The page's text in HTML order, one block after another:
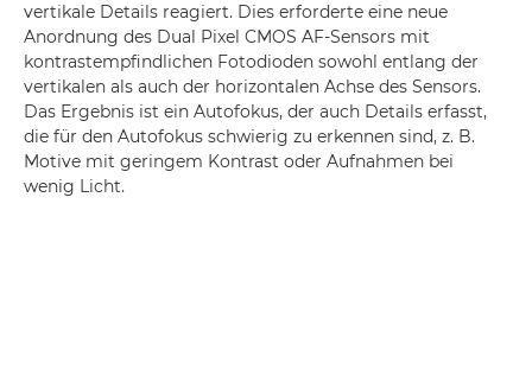
vertikale Details reagiert. Dies erforderte eine neue
Anordnung des Dual Pixel CMOS AF-Sensors mit
kontrastempfindlichen Fotodioden sowohl entlang der
vertikalen als auch der horizontalen Achse des Sensors.
Das Ergebnis ist ein Autofokus, der auch Details erfasst,
die für den Autofokus schwierig zu erkennen sind, z. B.
Motive mit geringem Kontrast oder Aufnahmen bei
wenig Licht.